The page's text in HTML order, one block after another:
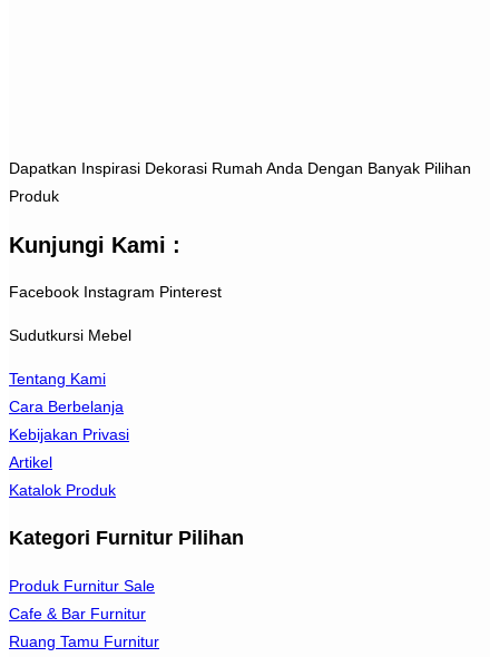
Dapatkan Inspirasi Dekorasi Rumah Anda Dengan Banyak Pilihan
Produk
Kunjungi Kami :
Facebook Instagram Pinterest
Sudutkursi Mebel
Tentang Kami
Cara Berbelanja
Kebijakan Privasi
Artikel
Katalok Produk
Kategori Furnitur Pilihan
Produk Furnitur Sale
Cafe & Bar Furnitur
Ruang Tamu Furnitur